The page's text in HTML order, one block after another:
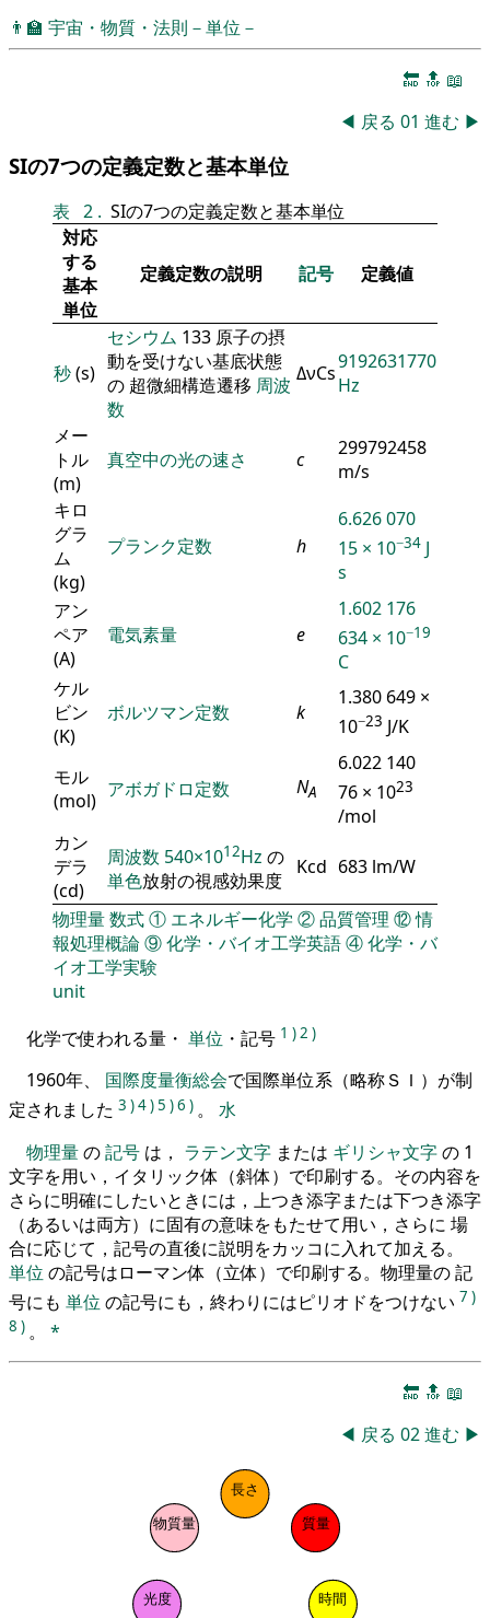
👨‍🏫 宇宙・物質・法則－単位－
🔚 🔝 📖
◀ 戻る 01 進む ▶
SIの7つの定義定数と基本単位
表 2 . SIの7つの定義定数と基本単位
対応
する
基本
単位
定義定数の説明 記号 定義値
秒(s)
セシウム 133 原子の摂
動を受けない基底状態
の 超微細構造遷移 周波
数
ΔνCs9192631770
Hz
メー
トル
(m)
真空中の光の速さ c
299792458
m/s
キロ
グラ
ム
(kg)
プランク定数 h
6.626 070
15 × 10−34 J
s
アン
ペア
(A)
電気素量 e
1.602 176
634 × 10−19
C
ケル
ビン
(K)
ボルツマン定数 k
1.380 649 ×
10−23 J/K
モル
(mol) アボガドロ定数 NA
6.022 140
76 × 1023
/mol
カン
デラ
(cd)
周波数 540×1012Hz の
単色放射の視感効果度
Kcd 683 lm/W
物理量数式① エネルギー化学 ②品質管理 ⑫情
報処理概論⑨化学・バイオ工学英語④化学・バ
イオ工学実験
unit
化学で使われる量・ 単位 ・記号 1 )2 )
1960年、 国際度量衡総会で国際単位系（略称ＳＩ）が制
定されました 3 )4)5 )6 ) 。 水
物理量の記号 は， ラテン文字 または ギリシャ文字の 1
文字を用い，イタリック体（斜体）で印刷する。その内容を
さらに明確にしたいときには，上つき添字または下つき添字
（あるいは両方）に固有の意味をもたせて用い，さらに 場
合に応じて，記号の直後に説明をカッコに入れて加える。
単位 の記号はローマン体（立体）で印刷する。物理量の 記
号にも 単位 の記号にも，終わりにはピリオドをつけない 7 )
8 ) 。 *
🔚 🔝 📖
◀ 戻る 02進む ▶
長さ
質量
時間
光度
物質量